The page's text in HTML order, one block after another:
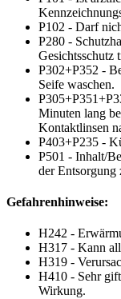
P102 - Darf
P280 -
Gesichtsschutz
P302+P352 -
Seife waschen.
Minuten lang
Kontaktlinsen
P403+P235 -
P501 - Inhalt/
der Entsorgung
Gefahrenhinweise:
H242 -
H317 - Kann
H319 -
H410 - Sehr
Wirkung.